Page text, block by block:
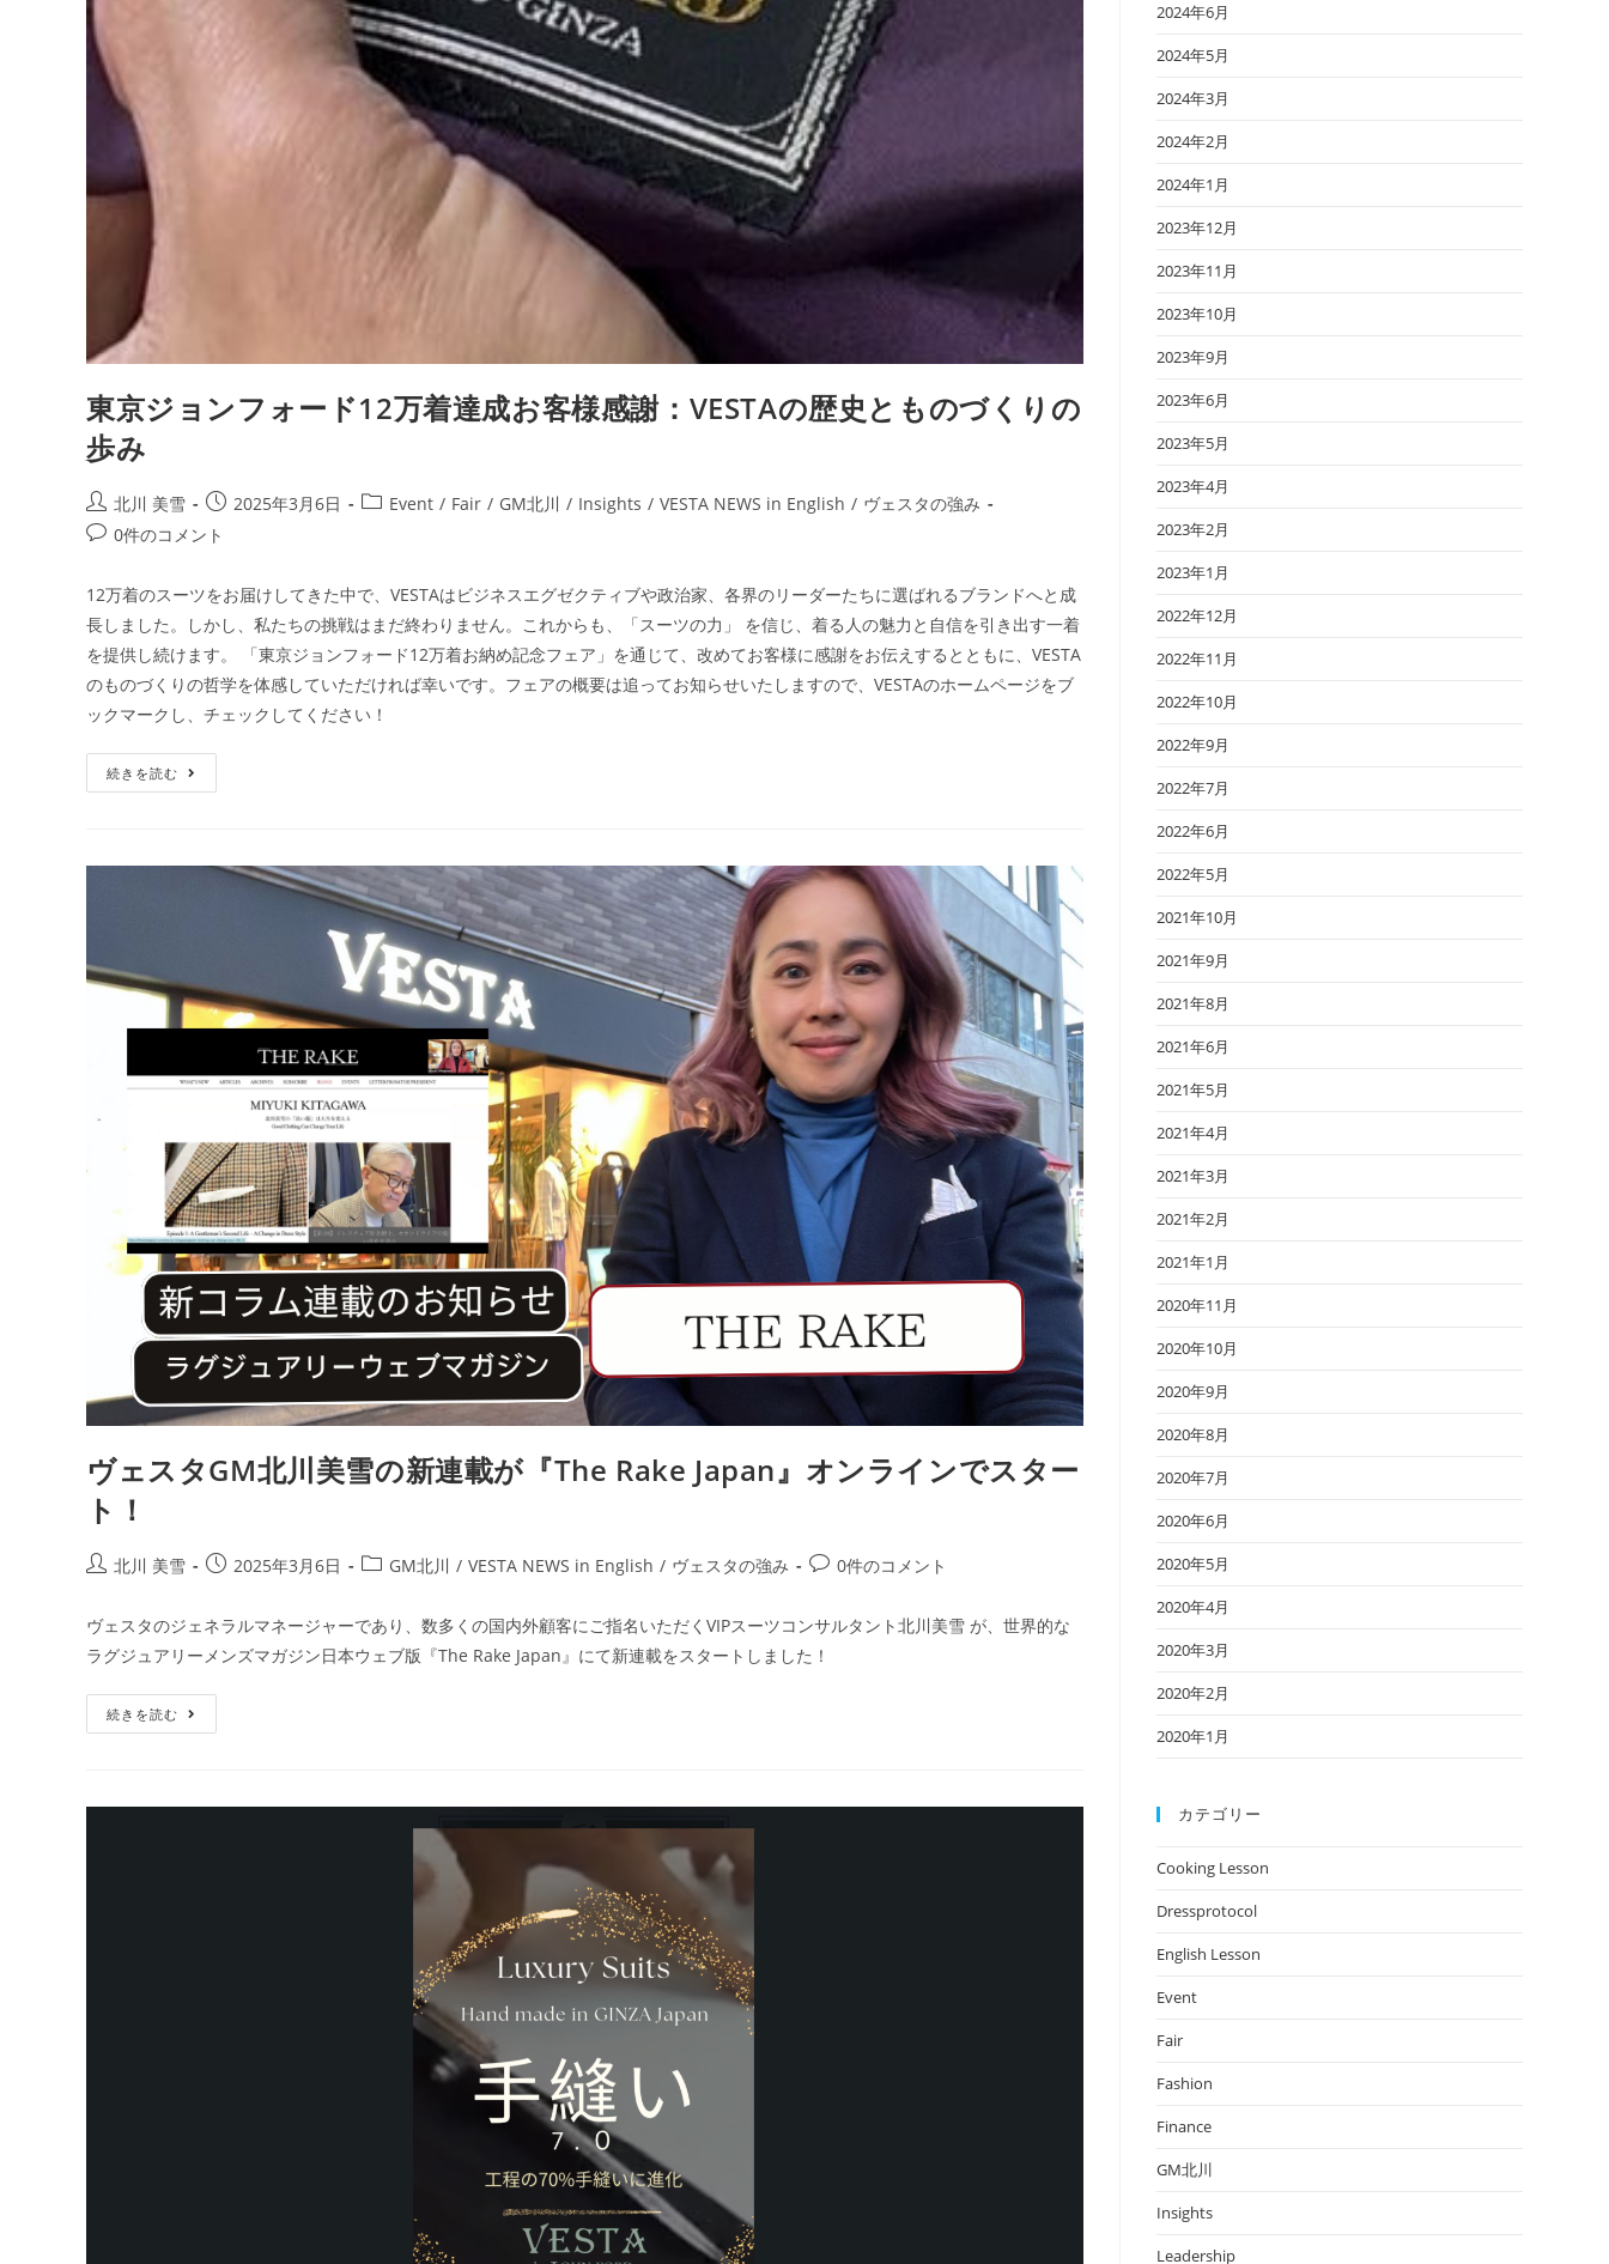
東京ジョンフォード12万着達成お客様感謝：VESTAの歴史とものづくりの
歩み
北川 美雪 2025年3月6日 Event / Fair / GM北川 / Insights / VESTA NEWS in English / ヴェスタの強み
0件のコメント
12万着のスーツをお届けしてきた中で、VESTAはビジネスエグゼクティブや政治家、各界のリーダーたちに選ばれるブランドへと成
長しました。しかし、私たちの挑戦はまだ終わりません。これからも、「スーツの力」 を信じ、着る人の魅力と自信を引き出す一着
を提供し続けます。 「東京ジョンフォード12万着お納め記念フェア」を通じて、改めてお客様に感謝をお伝えするとともに、VESTA
のものづくりの哲学を体感していただければ幸いです。フェアの概要は追ってお知らせいたしますので、VESTAのホームページをブ
ックマークし、チェックしてください！
続きを読む
ヴェスタGM北川美雪の新連載が『The Rake Japan』オンラインでスター
ト！
北川 美雪 2025年3月6日 GM北川 / VESTA NEWS in English / ヴェスタの強み 0件のコメント
ヴェスタのジェネラルマネージャーであり、数多くの国内外顧客にご指名いただくVIPスーツコンサルタント北川美雪 が、世界的な
ラグジュアリーメンズマガジン日本ウェブ版『The Rake Japan』にて新連載をスタートしました！
続きを読む
2024年6月
2024年5月
2024年3月
2024年2月
2024年1月
2023年12月
2023年11月
2023年10月
2023年9月
2023年6月
2023年5月
2023年4月
2023年2月
2023年1月
2022年12月
2022年11月
2022年10月
2022年9月
2022年7月
2022年6月
2022年5月
2021年10月
2021年9月
2021年8月
2021年6月
2021年5月
2021年4月
2021年3月
2021年2月
2021年1月
2020年11月
2020年10月
2020年9月
2020年8月
2020年7月
2020年6月
2020年5月
2020年4月
2020年3月
2020年2月
2020年1月
カテゴリー
Cooking Lesson
Dressprotocol
English Lesson
Event
Fair
Fashion
Finance
GM北川
Insights
Leadership